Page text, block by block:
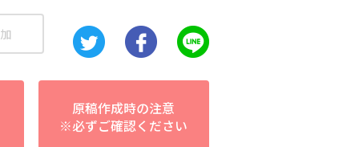
原稿作成時の注意
※必ずご確認ください